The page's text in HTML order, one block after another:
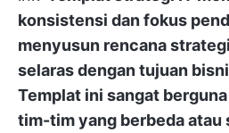
konsistensi dan fokus
menyusun rencana
selaras dengan tujuan
Templat ini sangat
tim-tim yang berbeda atau